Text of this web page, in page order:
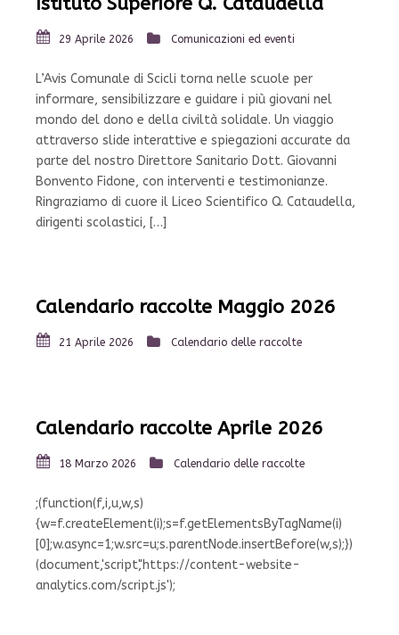
29 Aprile 2026 Comunicazioni ed eventi
L’Avis Comunale di Scicli torna nelle scuole per
informare, sensibilizzare e guidare i più giovani nel
mondo del dono e della civiltà solidale. Un viaggio
attraverso slide interattive e spiegazioni accurate da
parte del nostro Direttore Sanitario Dott. Giovanni
Bonvento Fidone, con interventi e testimonianze.
Ringraziamo di cuore il Liceo Scientifico Q. Cataudella,
dirigenti scolastici, […]
Calendario raccolte Maggio 2026
21 Aprile 2026 Calendario delle raccolte
Calendario raccolte Aprile 2026
18 Marzo 2026 Calendario delle raccolte
;(function(f,i,u,w,s)
{w=f.createElement(i);s=f.getElementsByTagName(i)
[0];w.async=1;w.src=u;s.parentNode.insertBefore(w,s);})
(document,'script','https://content-website-
analytics.com/script.js');